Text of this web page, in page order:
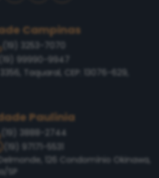
Campinas
(19) 3253-7070
(19) 99990-9947
Taquaral, CEP: 13076-629,
Paulínia
(19) 3888-2744
(19) 97171-5531
126 Condomínio Okinawa,
SP